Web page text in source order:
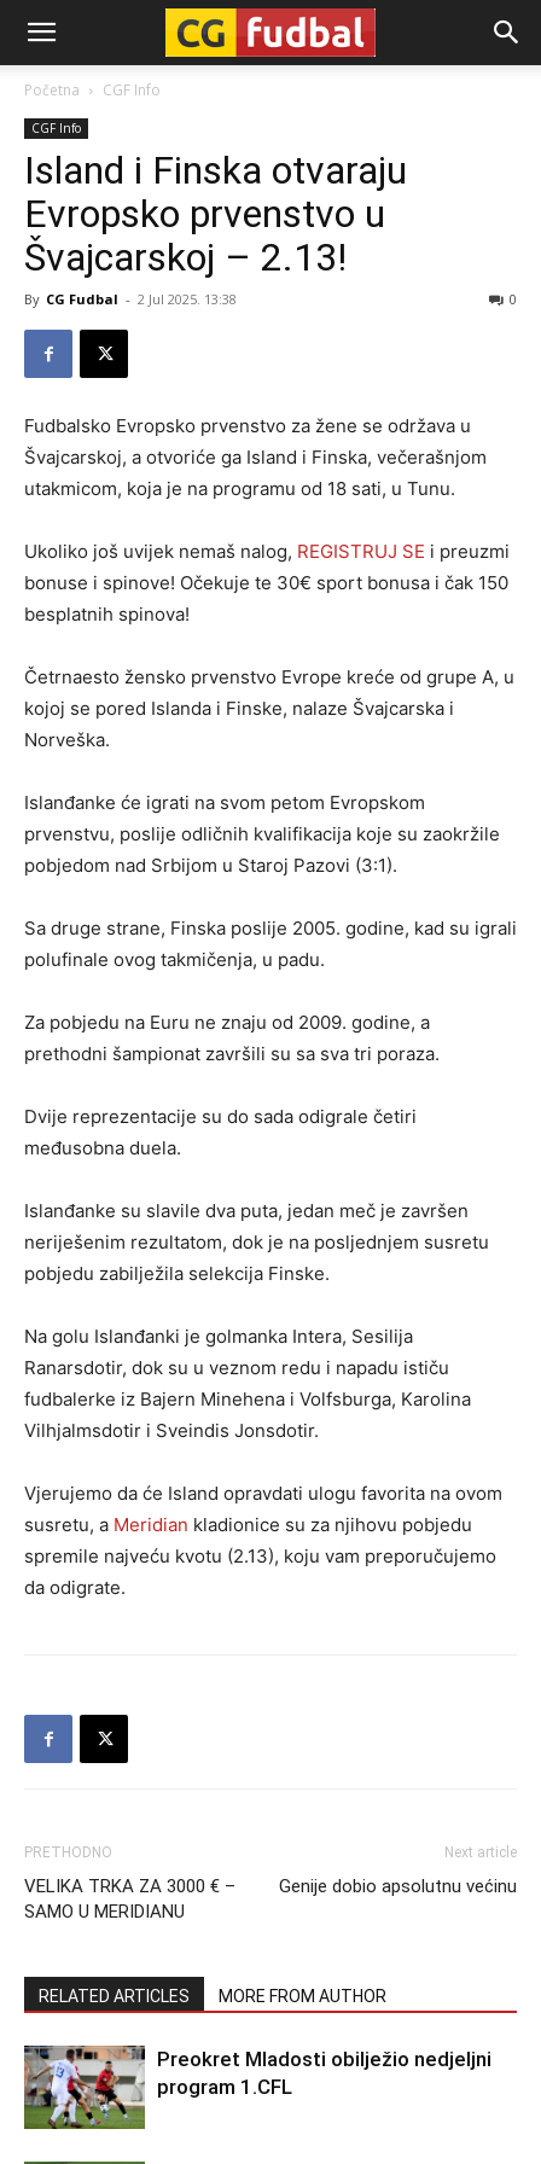
CG-
Fudbal
Početna CGF Info
CGF Info
Island i Finska otvaraju
Evropsko prvenstvo u
Švajcarskoj – 2.13!
By CG Fudbal - 2 Jul 2025. 13:38 0
Fudbalsko Evropsko prvenstvo za žene se održava u
Švajcarskoj, a otvoriće ga Island i Finska, večerašnjom
utakmicom, koja je na programu od 18 sati, u Tunu.
Ukoliko još uvijek nemaš nalog, REGISTRUJ SE i preuzmi
bonuse i spinove! Očekuje te 30€ sport bonusa i čak 150
besplatnih spinova!
Četrnaesto žensko prvenstvo Evrope kreće od grupe A, u
kojoj se pored Islanda i Finske, nalaze Švajcarska i
Norveška.
Islanđanke će igrati na svom petom Evropskom
prvenstvu, poslije odličnih kvalifikacija koje su zaokržile
pobjedom nad Srbijom u Staroj Pazovi (3:1).
Sa druge strane, Finska poslije 2005. godine, kad su igrali
polufinale ovog takmičenja, u padu.
Za pobjedu na Euru ne znaju od 2009. godine, a
prethodni šampionat završili su sa sva tri poraza.
Dvije reprezentacije su do sada odigrale četiri
međusobna duela.
Islanđanke su slavile dva puta, jedan meč je završen
neriješenim rezultatom, dok je na posljednjem susretu
pobjedu zabilježila selekcija Finske.
Na golu Islanđanki je golmanka Intera, Sesilija
Ranarsdotir, dok su u veznom redu i napadu ističu
fudbalerke iz Bajern Minehena i Volfsburga, Karolina
Vilhjalmsdotir i Sveindis Jonsdotir.
Vjerujemo da će Island opravdati ulogu favorita na ovom
susretu, a Meridian kladionice su za njihovu pobjedu
spremile najveću kvotu (2.13), koju vam preporučujemo
da odigrate.
PRETHODNO
VELIKA TRKA ZA 3000 € –
SAMO U MERIDIANU
Next article
Genije dobio apsolutnu većinu
RELATED ARTICLES MORE FROM AUTHOR
Preokret Mladosti obilježio nedjeljni
program 1.CFL